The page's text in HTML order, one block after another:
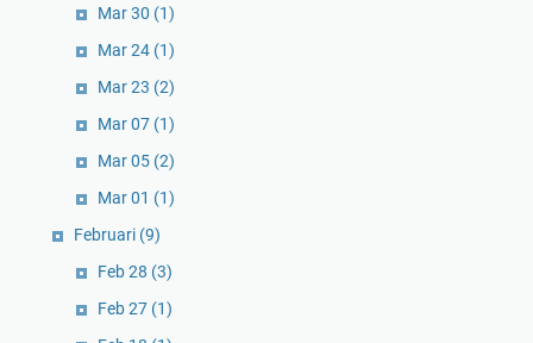
Mar 30 (1)
Mar 24 (1)
Mar 23 (2)
Mar 07 (1)
Mar 05 (2)
Mar 01 (1)
Februari (9)
Feb 28 (3)
Feb 27 (1)